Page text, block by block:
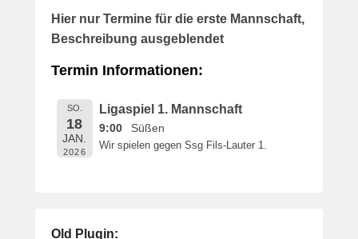
6
M
a
Hier nur Termine für die erste Mannschaft,
Beschreibung ausgeblendet
Termin Informationen:
SO.
18
JAN.
2026
Ligaspiel 1. Mannschaft
9:00 Süßen
Wir spielen gegen Ssg Fils-Lauter 1.
Old Plugin: